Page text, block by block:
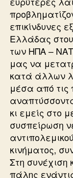
επικίνδυνες
Ελλάδας
των ΗΠΑ –
μας να
κατά άλλων
μέσα από τις
κι εμείς στο
συσπείρωση
κινήματος,
Στη συνέχιση
πάλης